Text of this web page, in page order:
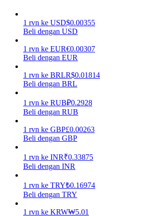
Menghasilkan
Babi Kekuatan
Dapatkan imbalan kompetitif setiap hari
1 rvn ke USD$0.00355
Beli dengan USD
1 rvn ke EUR€0.00307
Beli dengan EUR
1 rvn ke BRLR$0.01814
Beli dengan BRL
1 rvn ke RUB₽0.2928
Beli dengan RUB
1 rvn ke GBP£0.00263
Beli dengan GBP
1 rvn ke INR₹0.33875
Beli dengan INR
1 rvn ke TRY₺0.16974
Beli dengan TRY
1 rvn ke KRW₩5.01